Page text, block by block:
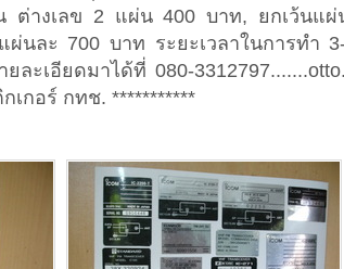
ต่างเลข 2 แผ่น 400 บาท, ยกเว้นแผ่
นละ 700 บาท ระยะเวลาในการทำ
ละเอียดมาได้ที่ 080-
เกอร์ กทช. ***********